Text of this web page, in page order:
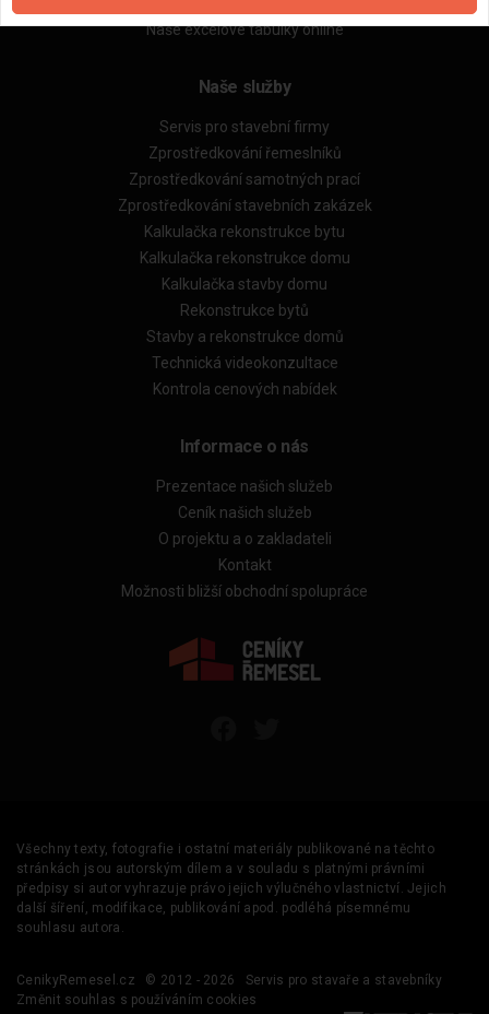
Naše excelové tabulky online
Naše služby
Servis pro stavební firmy
Zprostředkování řemeslníků
Zprostředkování samotných prací
Zprostředkování stavebních zakázek
Kalkulačka rekonstrukce bytu
Kalkulačka rekonstrukce domu
Kalkulačka stavby domu
Rekonstrukce bytů
Stavby a rekonstrukce domů
Technická videokonzultace
Kontrola cenových nabídek
Informace o nás
Prezentace našich služeb
Ceník našich služeb
O projektu a o zakladateli
Kontakt
Možnosti bližší obchodní spolupráce
Všechny texty, fotografie i ostatní materiály publikované na těchto
stránkách jsou autorským dílem a v souladu s platnými právními
předpisy si autor vyhrazuje právo jejich výlučného vlastnictví. Jejich
další šíření, modifikace, publikování apod. podléhá písemnému
souhlasu autora.
CenikyRemesel.cz © 2012 - 2026
Servis pro stavaře a stavebníky
Změnit souhlas s používáním cookies